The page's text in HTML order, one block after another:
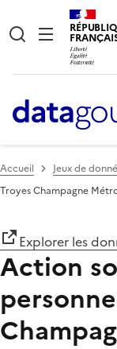
Accueil Jeux de
Troyes Champagne
Explorer les
Action